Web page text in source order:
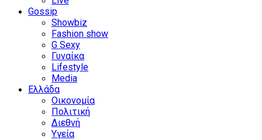
Gossip
Showbiz
Fashion show
G Sexy
Γυναίκα
Lifestyle
Media
Ελλάδα
Οικονομία
Πολιτική
Διεθνή
Υγεία